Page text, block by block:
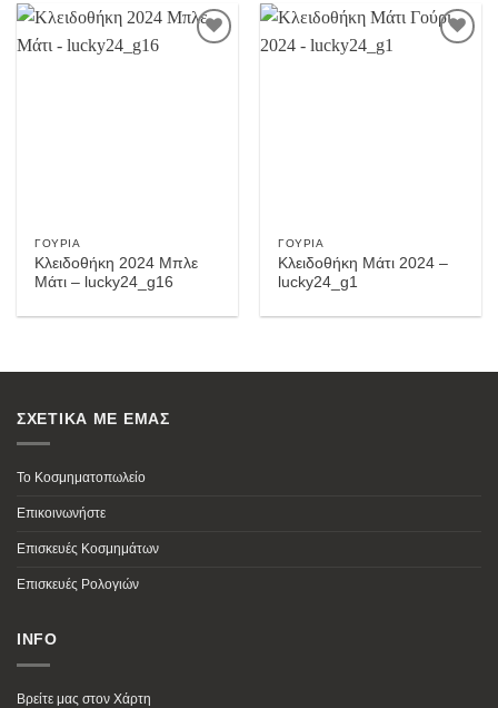
ΓΟΎΡΙΑ
Κλειδοθήκη 2024 Μπλε
Μάτι – lucky24_g16
ΓΟΎΡΙΑ
Κλειδοθήκη Μάτι 2024 –
lucky24_g1
ΣΧΕΤΙΚΑ ΜΕ ΕΜΑΣ
Το Κοσμηματοπωλείο
Επικοινωνήστε
Επισκευές Κοσμημάτων
Επισκευές Ρολογιών
INFO
Βρείτε μας στον Χάρτη